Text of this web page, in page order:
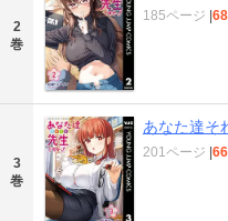
2
巻
185ページ |
3
巻
あなた達そ
201ページ |